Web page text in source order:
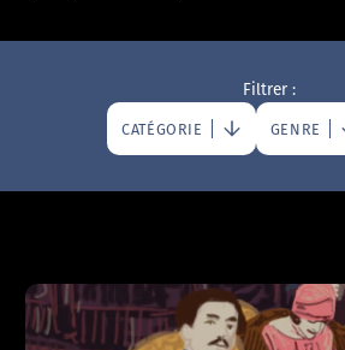
Filtrer :
CATÉGORIE GENRE